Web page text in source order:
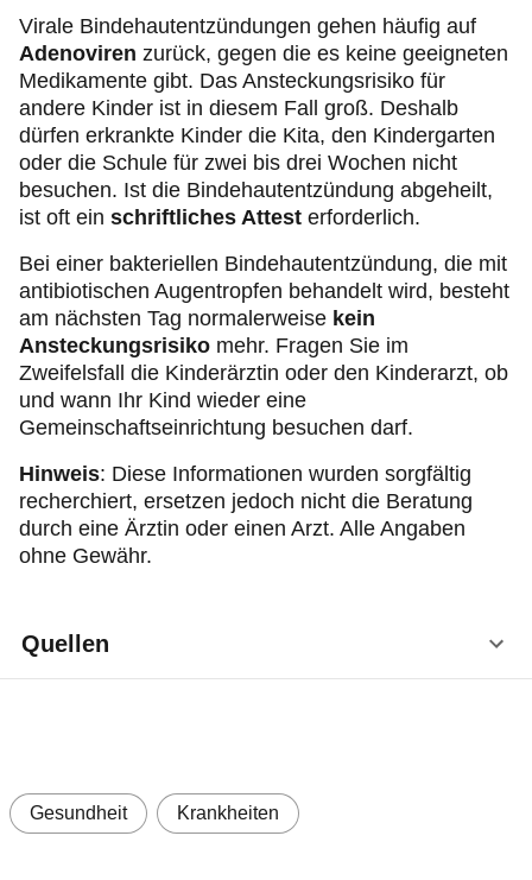
Virale Bindehautentzündungen gehen häufig auf
Adenoviren zurück, gegen die es keine geeigneten
Medikamente gibt. Das Ansteckungsrisiko für
andere Kinder ist in diesem Fall groß. Deshalb
dürfen erkrankte Kinder die Kita, den Kindergarten
oder die Schule für zwei bis drei Wochen nicht
besuchen. Ist die Bindehautentzündung abgeheilt,
ist oft ein schriftliches Attest erforderlich.
Bei einer bakteriellen Bindehautentzündung, die mit
antibiotischen Augentropfen behandelt wird, besteht
am nächsten Tag normalerweise kein
Ansteckungsrisiko mehr. Fragen Sie im
Zweifelsfall die Kinderärztin oder den Kinderarzt, ob
und wann Ihr Kind wieder eine
Gemeinschaftseinrichtung besuchen darf.
Hinweis: Diese Informationen wurden sorgfältig
recherchiert, ersetzen jedoch nicht die Beratung
durch eine Ärztin oder einen Arzt. Alle Angaben
ohne Gewähr.
Quellen
E
(Abruf: 3.11.2025)
Gesundheit Krankheiten